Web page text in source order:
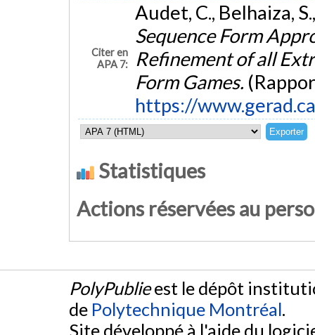
Citer en
APA 7:
Audet, C., Belhaiza,
Sequence Form
Refinement of all
Form Games.
https://
Statistiques
Actions réservées au
PolyPublieest le dépôt
de Polytechnique Montréal.
Site développé à l'aide du